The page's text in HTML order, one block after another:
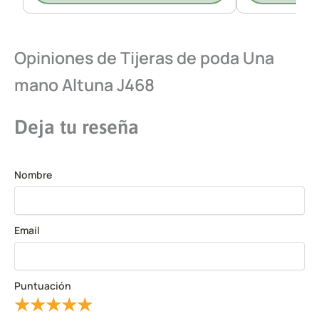
Opiniones de Tijeras de poda Una
mano Altuna J468
Deja tu reseña
Nombre
Email
Puntuación
★
★
★
★
★